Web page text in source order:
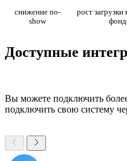
снижение no-
show
рост загрузки
Доступные
Вы можете подключить
подключить свою систему